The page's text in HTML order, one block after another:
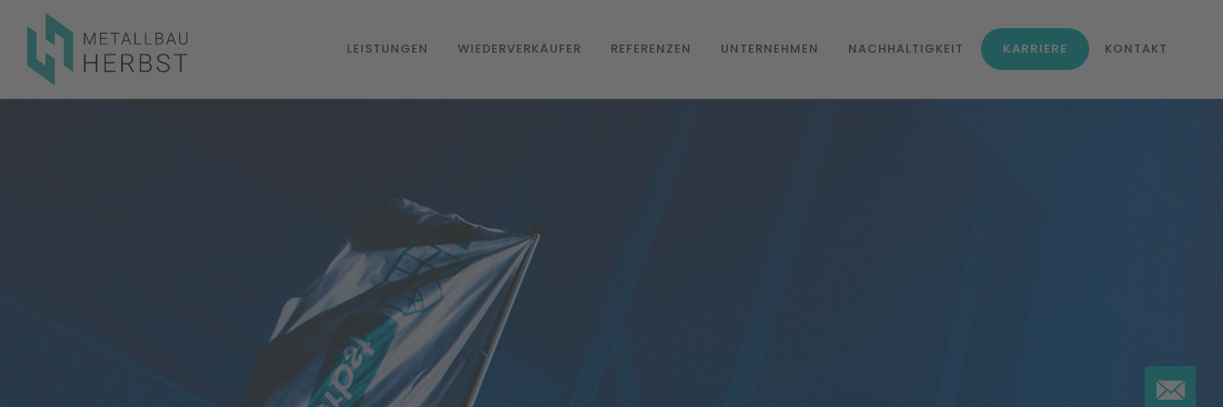
LEISTUNGEN WIEDERVERKÄUFER REFERENZEN UNTERNEHMEN NACHHALTIGKEIT KARRIERE KONTAKT